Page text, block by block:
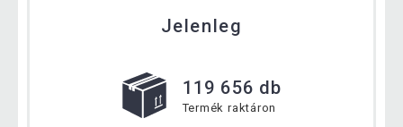
Jelenleg
119 656 db
Termék raktáron